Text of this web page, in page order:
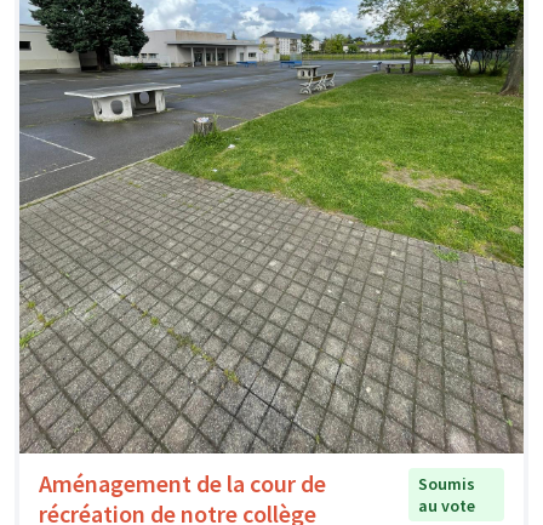
Aménagement de la cour de
récréation de notre collège
Soumis
au vote